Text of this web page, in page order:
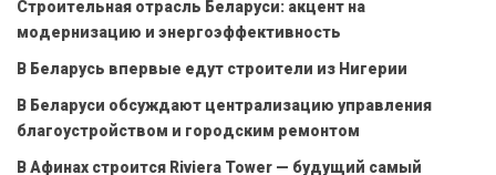
Строительная отрасль Беларуси: акцент на
модернизацию и энергоэффективность
В Беларусь впервые едут строители из Нигерии
В Беларуси обсуждают централизацию управления
благоустройством и городским ремонтом
В Афинах строится Riviera Tower — будущий самый